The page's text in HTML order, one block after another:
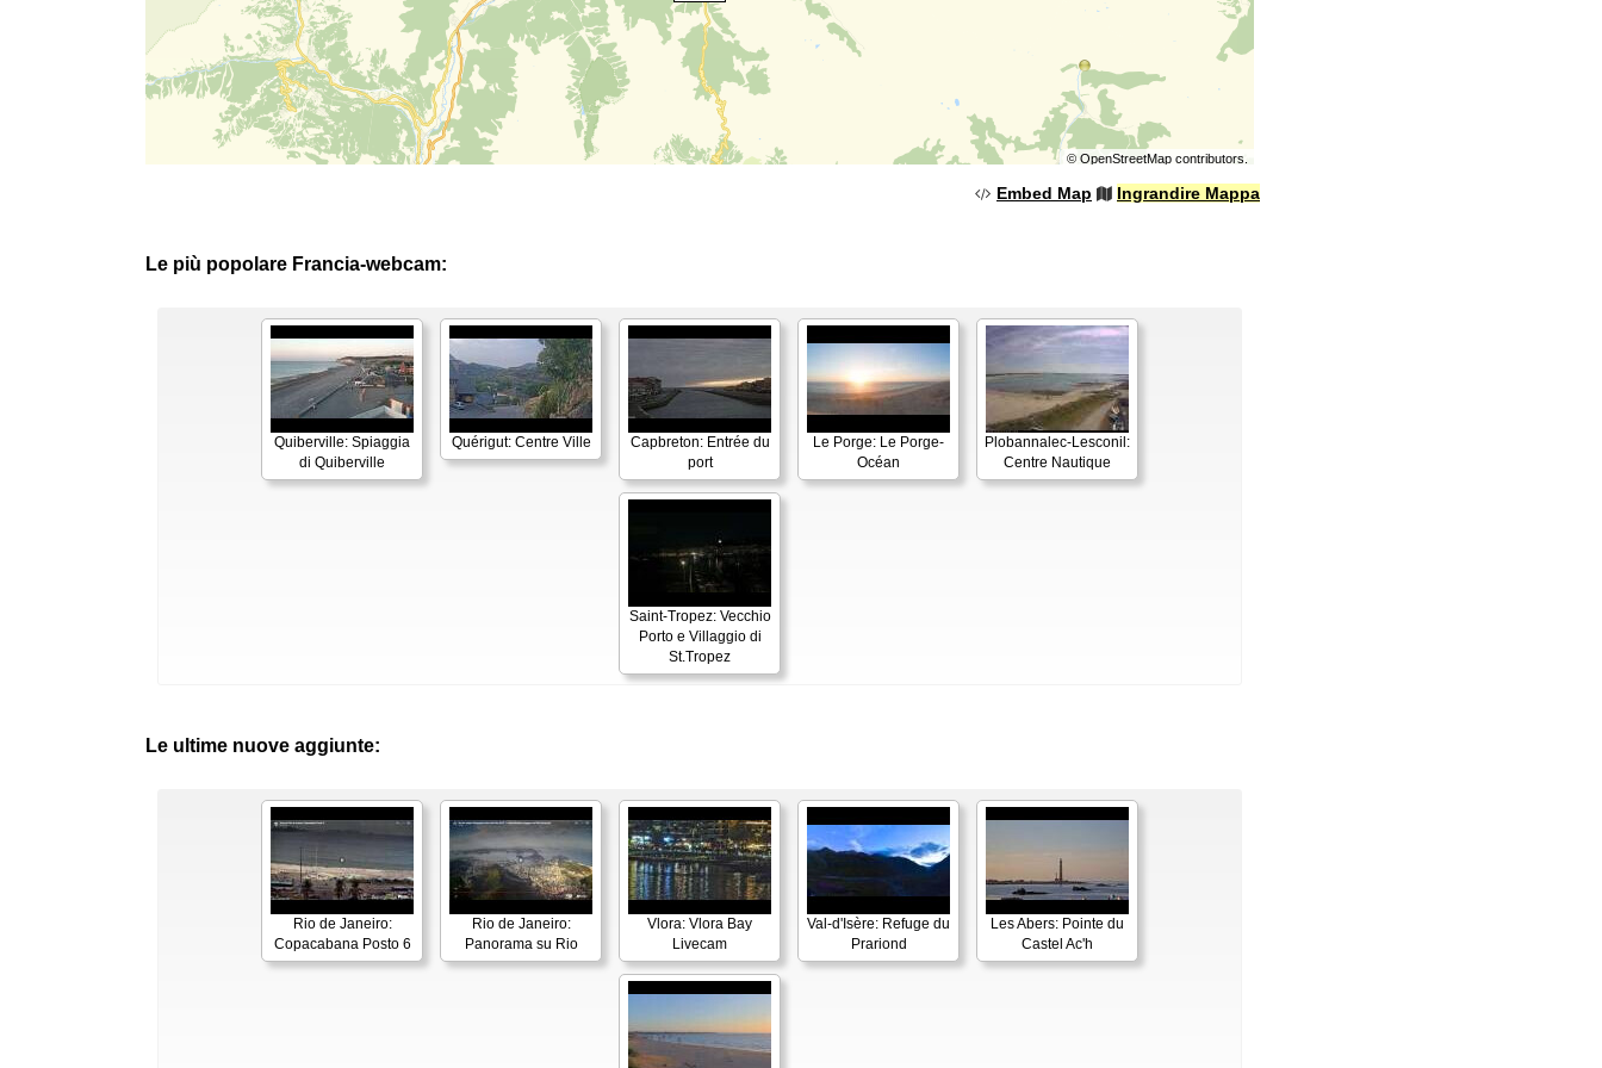
© OpenStreetMapcontributors.
Embed Map Ingrandire Mappa
Le più popolare Francia-webcam:
Quiberville: Spiaggia
di Quiberville
Quérigut: Centre Ville
Capbreton: Entrée du
port
Le Porge: Le Porge-
Océan
Plobannalec-Lesconil:
Centre Nautique
Saint-Tropez: Vecchio
Porto e Villaggio di
St.Tropez
Le ultime nuove aggiunte:
Rio de Janeiro:
Copacabana Posto 6
Rio de Janeiro:
Panorama su Rio
Vlora: Vlora Bay
Livecam
Val-d'Isère: Refuge du
Prariond
Les Abers: Pointe du
Castel Ac'h